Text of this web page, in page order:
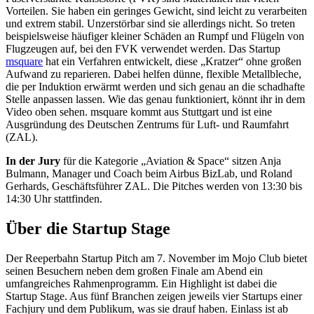
Vorteilen. Sie haben ein geringes Gewicht, sind leicht zu verarbeiten
und extrem stabil. Unzerstörbar sind sie allerdings nicht. So treten
beispielsweise häufiger kleiner Schäden an Rumpf und Flügeln von
Flugzeugen auf, bei den FVK verwendet werden. Das Startup
msquare hat ein Verfahren entwickelt, diese „Kratzer“ ohne großen
Aufwand zu reparieren. Dabei helfen dünne, flexible Metallbleche,
die per Induktion erwärmt werden und sich genau an die schadhafte
Stelle anpassen lassen. Wie das genau funktioniert, könnt ihr in dem
Video oben sehen. msquare kommt aus Stuttgart und ist eine
Ausgründung des Deutschen Zentrums für Luft- und Raumfahrt
(ZAL).
In der Jury für die Kategorie „Aviation & Space“ sitzen Anja
Bulmann, Manager und Coach beim Airbus BizLab, und Roland
Gerhards, Geschäftsführer ZAL. Die Pitches werden von 13:30 bis
14:30 Uhr stattfinden.
Über die Startup Stage
Der Reeperbahn Startup Pitch am 7. November im Mojo Club bietet
seinen Besuchern neben dem großen Finale am Abend ein
umfangreiches Rahmenprogramm. Ein Highlight ist dabei die
Startup Stage. Aus fünf Branchen zeigen jeweils vier Startups einer
Fachjury und dem Publikum, was sie drauf haben. Einlass ist ab